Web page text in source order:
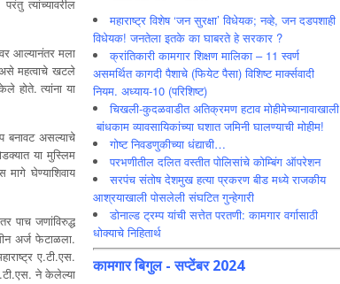
त्यांच्यावरील
आल्यानंतर मला
असे महत्वाचे खटले
होते. त्यांना या
बनावट असल्याचे
या मुस्लिम
घेण्याशिवाय
पाच जणांविरुद्ध
अर्ज फेटाळला.
ए.टी.एस.
ने केलेल्या
महाराष्ट्र विशेष ‘जन सुरक्षा’ विधेयक; नव्हे, जन दडपशाही
विधेयक! जनतेला इतके का घाबरते हे सरकार ?
क्रांतिकारी कामगार शिक्षण मालिका – 11 स्वर्ण
असमर्थित कागदी पैशाचे (फियेट पैसा) विशिष्ट मार्क्सवादी
नियम. अध्याय-10 (परिशिष्ट)
चिखली-कुदळवाडीत अतिक्रमण हटाव मोहीमेच्यानावाखाली
बांधकाम व्यावसायिकांच्या घशात जमिनी घालण्याची मोहीम!
गोष्ट निवडणुकीच्या धंद्याची…
परभणीतील दलित वस्तीत पोलिसांचे कोम्बिंग ऑपरेशन
सरपंच संतोष देशमुख हत्या प्रकरण बीड मध्ये राजकीय
आश्रयाखाली पोसलेली संघटित गुन्हेगारी
डोनाल्ड ट्रम्प यांची सत्तेत परतणी: कामगार वर्गासाठी
धोक्याचे निहितार्थ
कामगार बिगुल - सप्टेंबर 2024